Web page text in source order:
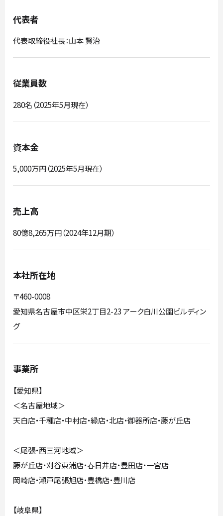
代表者
代表取締役社長：山本 賢治
従業員数
280名（2025年5月現在）
資本金
5,000万円（2025年5月現在）
売上高
80億8,265万円（2024年12月期）
本社所在地
〒460-0008
愛知県名古屋市中区栄2丁目2-23 アーク白川公園ビルディン
グ
事業所
【愛知県】
＜名古屋地域＞
天白店・千種店・中村店・緑店・北店・御器所店・藤が丘店
＜尾張・西三河地域＞
藤が丘店・刈谷東浦店・春日井店・豊田店・一宮店
岡崎店・瀬戸尾張旭店・豊橋店・豊川店
【岐阜県】